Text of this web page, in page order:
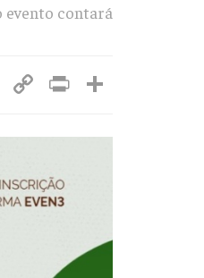
evento contará
LinkedIn
CopyPrint